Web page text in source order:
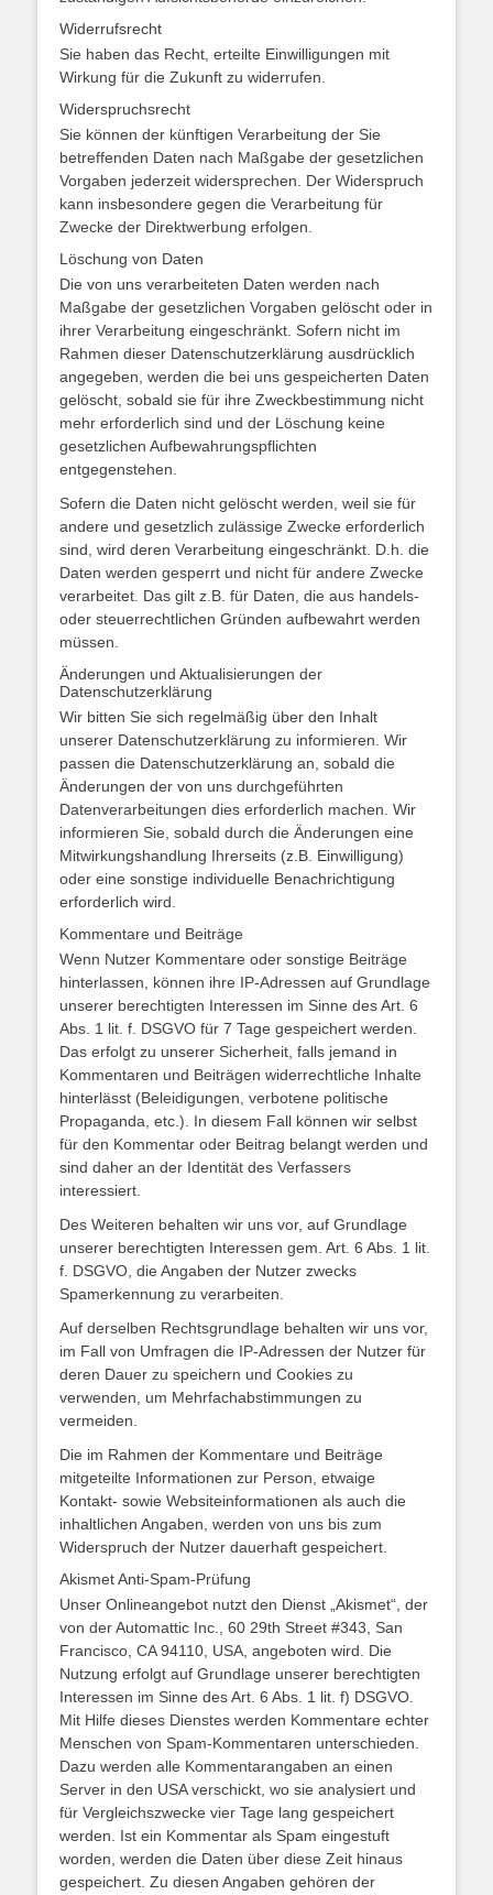
Widerrufsrecht
Sie haben das Recht, erteilte Einwilligungen mit
Wirkung für die Zukunft zu widerrufen.
Widerspruchsrecht
Sie können der künftigen Verarbeitung der Sie
betreffenden Daten nach Maßgabe der gesetzlichen
Vorgaben jederzeit widersprechen. Der Widerspruch
kann insbesondere gegen die Verarbeitung für
Zwecke der Direktwerbung erfolgen.
Löschung von Daten
Die von uns verarbeiteten Daten werden nach
Maßgabe der gesetzlichen Vorgaben gelöscht oder in
ihrer Verarbeitung eingeschränkt. Sofern nicht im
Rahmen dieser Datenschutzerklärung ausdrücklich
angegeben, werden die bei uns gespeicherten Daten
gelöscht, sobald sie für ihre Zweckbestimmung nicht
mehr erforderlich sind und der Löschung keine
gesetzlichen Aufbewahrungspflichten
entgegenstehen.
Sofern die Daten nicht gelöscht werden, weil sie für
andere und gesetzlich zulässige Zwecke erforderlich
sind, wird deren Verarbeitung eingeschränkt. D.h. die
Daten werden gesperrt und nicht für andere Zwecke
verarbeitet. Das gilt z.B. für Daten, die aus handels-
oder steuerrechtlichen Gründen aufbewahrt werden
müssen.
Änderungen und Aktualisierungen der
Datenschutzerklärung
Wir bitten Sie sich regelmäßig über den Inhalt
unserer Datenschutzerklärung zu informieren. Wir
passen die Datenschutzerklärung an, sobald die
Änderungen der von uns durchgeführten
Datenverarbeitungen dies erforderlich machen. Wir
informieren Sie, sobald durch die Änderungen eine
Mitwirkungshandlung Ihrerseits (z.B. Einwilligung)
oder eine sonstige individuelle Benachrichtigung
erforderlich wird.
Kommentare und Beiträge
Wenn Nutzer Kommentare oder sonstige Beiträge
hinterlassen, können ihre IP-Adressen auf Grundlage
unserer berechtigten Interessen im Sinne des Art. 6
Abs. 1 lit. f. DSGVO für 7 Tage gespeichert werden.
Das erfolgt zu unserer Sicherheit, falls jemand in
Kommentaren und Beiträgen widerrechtliche Inhalte
hinterlässt (Beleidigungen, verbotene politische
Propaganda, etc.). In diesem Fall können wir selbst
für den Kommentar oder Beitrag belangt werden und
sind daher an der Identität des Verfassers
interessiert.
Des Weiteren behalten wir uns vor, auf Grundlage
unserer berechtigten Interessen gem. Art. 6 Abs. 1 lit.
f. DSGVO, die Angaben der Nutzer zwecks
Spamerkennung zu verarbeiten.
Auf derselben Rechtsgrundlage behalten wir uns vor,
im Fall von Umfragen die IP-Adressen der Nutzer für
deren Dauer zu speichern und Cookies zu
verwenden, um Mehrfachabstimmungen zu
vermeiden.
Die im Rahmen der Kommentare und Beiträge
mitgeteilte Informationen zur Person, etwaige
Kontakt- sowie Websiteinformationen als auch die
inhaltlichen Angaben, werden von uns bis zum
Widerspruch der Nutzer dauerhaft gespeichert.
Akismet Anti-Spam-Prüfung
Unser Onlineangebot nutzt den Dienst „Akismet“, der
von der Automattic Inc., 60 29th Street #343, San
Francisco, CA 94110, USA, angeboten wird. Die
Nutzung erfolgt auf Grundlage unserer berechtigten
Interessen im Sinne des Art. 6 Abs. 1 lit. f) DSGVO.
Mit Hilfe dieses Dienstes werden Kommentare echter
Menschen von Spam-Kommentaren unterschieden.
Dazu werden alle Kommentarangaben an einen
Server in den USA verschickt, wo sie analysiert und
für Vergleichszwecke vier Tage lang gespeichert
werden. Ist ein Kommentar als Spam eingestuft
worden, werden die Daten über diese Zeit hinaus
gespeichert. Zu diesen Angaben gehören der